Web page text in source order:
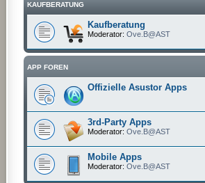
KAUFBERATUNG
Kaufberatung
Moderator: Ove.B@AST
APP FOREN
Offizielle Asustor Apps
3rd-Party Apps
Moderator: Ove.B@AST
Mobile Apps
Moderator: Ove.B@AST